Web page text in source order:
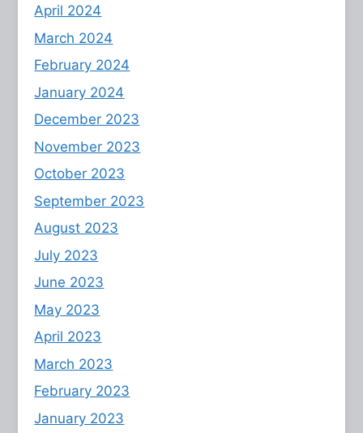
April 2024
March 2024
February 2024
January 2024
December 2023
November 2023
October 2023
September 2023
August 2023
July 2023
June 2023
May 2023
April 2023
March 2023
February 2023
January 2023